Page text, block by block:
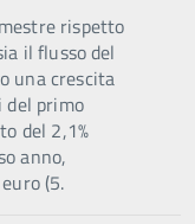
rispetto
il flusso del
una crescita
del primo
del 2,1%
anno,
(5.